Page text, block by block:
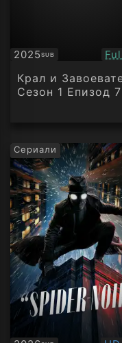
2025SUB
Субтитри
Крал и
Сезон 1 Епизод 7
Сериали